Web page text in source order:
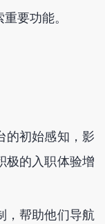
要功能。
的初始感知，影
极的入职体验增
，帮助他们导航